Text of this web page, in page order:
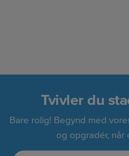
Tvivler du
Bare rolig! Begynd med
og opgradér, når